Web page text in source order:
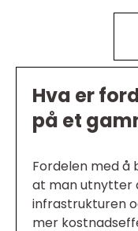
Hva er
på et
Fordelen med å
at man utnytter
infrastrukturen
mer